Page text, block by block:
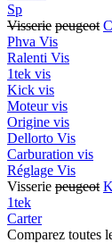
Sp
Visserie peugeot
Phva Vis
Ralenti Vis
1tek vis
Kick vis
Moteur vis
Origine vis
Dellorto Vis
Carburation vis
Réglage Vis
Visserie peugeot
1tek
Carter
Comparez toutes